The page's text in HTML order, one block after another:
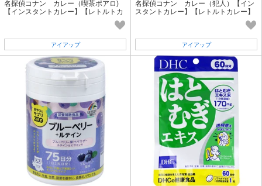
名探偵コナン カレー（喫茶ポアロ)
【インスタントカレー】【レトルトカ
アイアップ
名探偵コナン カレー（犯人）【イン
スタントカレー】【レトルトカレー】
アイアップ